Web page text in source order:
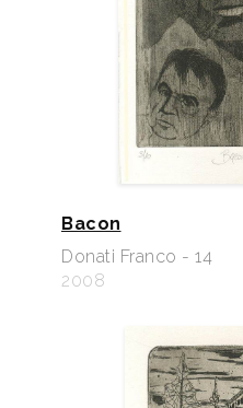
Bacon
Donati Franco - 14
2008